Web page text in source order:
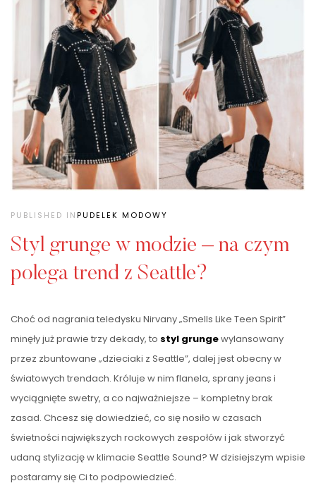
PUBLISHED INPUDELEK MODOWY
Styl grunge w modzie – na czym
polega trend z Seattle?
Choć od nagrania teledysku Nirvany „Smells Like Teen Spirit”
minęły już prawie trzy dekady, to styl grungewylansowany
przez zbuntowane „dzieciaki z Seattle”, dalej jest obecny w
światowych trendach. Króluje w nim flanela, sprany jeans i
wyciągnięte swetry, a co najważniejsze – kompletny brak
zasad. Chcesz się dowiedzieć, co się nosiło w czasach
świetności największych rockowych zespołów i jak stworzyć
udaną stylizację w klimacie Seattle Sound? W dzisiejszym wpisie
postaramy się Ci to podpowiedzieć.